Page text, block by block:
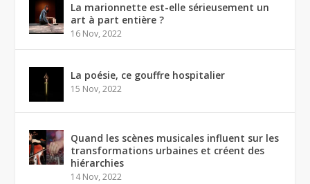
La marionnette est-elle sérieusement un
art à part entière ?
16 Nov, 2022
La poésie, ce gouffre hospitalier
15 Nov, 2022
Quand les scènes musicales influent sur les
transformations urbaines et créent des
hiérarchies
14 Nov, 2022